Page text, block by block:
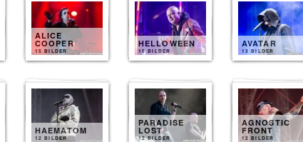
ALICE
COOPER
15 BILDER
HELLOWEEN
15 BILDER
AVATAR
13 BILDER
HAEMATOM
12 BILDER
PARADISE
LOST
12 BILDER
AGNOSTIC
FRONT
12 BILDER